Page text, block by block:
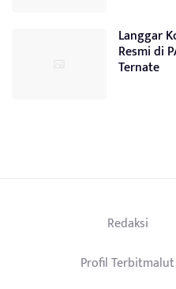
Langgar
Resmi di
Ternate
Redaksi
Profil Terbitmalut